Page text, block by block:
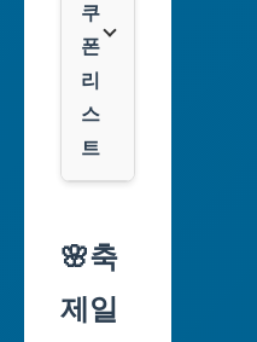
시
대
인
광
쿠
폰
리
스
트
리
스
🌸축
제일